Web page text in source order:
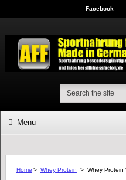
Facebook
Menu
Home > Whey Protein > Whey Protein